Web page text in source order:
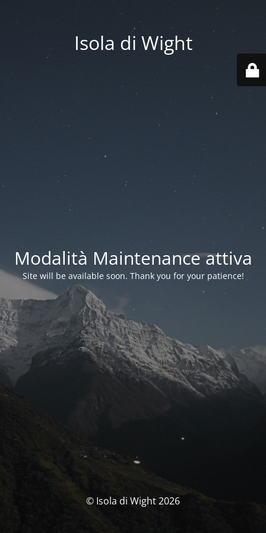
Isola di Wight
Modalità Maintenance attiva
Site will be available soon. Thank you for your patience!
© Isola di Wight 2026